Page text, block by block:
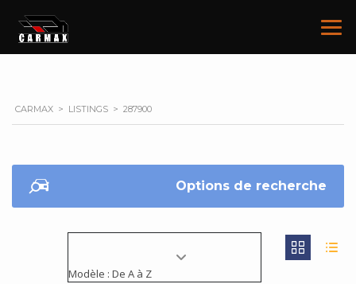
CARMAX > LISTINGS > 287900
Options de recherche
Modèle : De A à Z